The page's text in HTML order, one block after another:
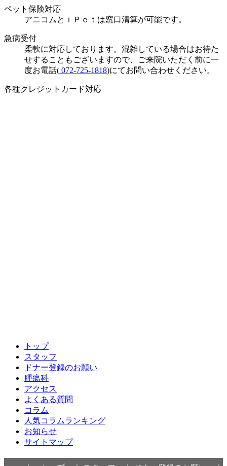
ペット保険対応
アニコムとｉＰｅｔは窓口清算が可能です。
急病受付
柔軟に対応しております。混雑している場合はお待た
せすることもございますので、ご来院いただく前に一
度お電話( 072-725-1818)にてお問い合わせください。
各種クレジットカード対応
トップ
スタッフ
ドナー登録のお願い
腫瘍科
アクセス
よくある質問
コラム
人気コラムランキング
お知らせ
サイトマップ